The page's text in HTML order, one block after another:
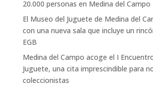
20.000 personas en Medina del Campo
El Museo del Juguete de Medina del
con una nueva sala que incluye un
EGB
Medina del Campo acoge el I
Juguete, una cita imprescindible para
coleccionistas